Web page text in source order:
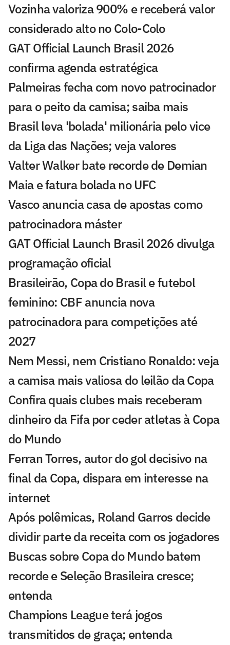
Vozinha valoriza 900% e receberá valor
considerado alto no Colo-Colo
GAT Official Launch Brasil 2026
confirma agenda estratégica
Palmeiras fecha com novo patrocinador
para o peito da camisa; saiba mais
Brasil leva 'bolada' milionária pelo vice
da Liga das Nações; veja valores
Valter Walker bate recorde de Demian
Maia e fatura bolada no UFC
Vasco anuncia casa de apostas como
patrocinadora máster
GAT Official Launch Brasil 2026 divulga
programação oficial
Brasileirão, Copa do Brasil e futebol
feminino: CBF anuncia nova
patrocinadora para competições até
2027
Nem Messi, nem Cristiano Ronaldo: veja
a camisa mais valiosa do leilão da Copa
Confira quais clubes mais receberam
dinheiro da Fifa por ceder atletas à Copa
do Mundo
Ferran Torres, autor do gol decisivo na
final da Copa, dispara em interesse na
internet
Após polêmicas, Roland Garros decide
dividir parte da receita com os jogadores
Buscas sobre Copa do Mundo batem
recorde e Seleção Brasileira cresce;
entenda
Champions League terá jogos
transmitidos de graça; entenda